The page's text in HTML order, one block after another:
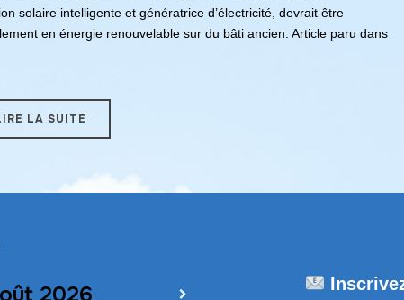
solaire intelligente et génératrice d’électricité, devrait être
en énergie renouvelable sur du bâti ancien. Article paru dans
LA SUITE
2026